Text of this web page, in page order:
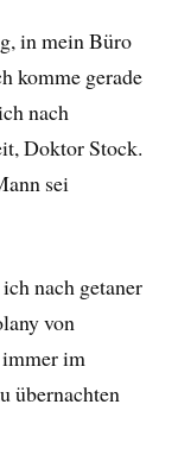
in mein Büro
komme gerade
nach
Doktor Stock.
sei
nach getaner
von
im
übernachten